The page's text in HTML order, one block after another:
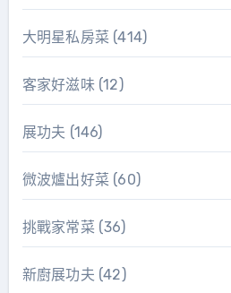
大明星私房菜 (414)
客家好滋味(12)
展功夫 (146)
微波爐出好菜 (60)
挑戰家常菜 (36)
新廚展功夫 (42)